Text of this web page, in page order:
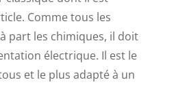
Comme tous les
part les chimiques, il doit
électrique. Il est le
et le plus adapté à un